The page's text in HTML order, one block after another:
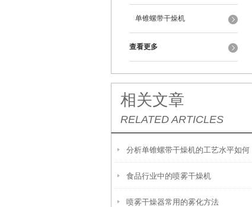
单锥螺带干燥机
查看更多
相关文章
RELATED ARTICLES
分析单锥螺带干燥机的工艺水平如何
食品行业中的喷雾干燥机
喷雾干燥器常用的雾化方法